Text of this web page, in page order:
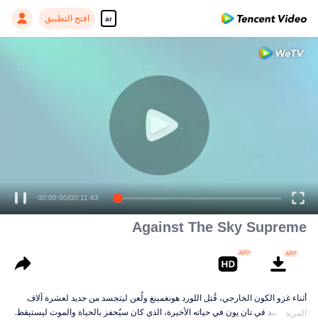
ar افتح التطبيق
00:00:00/00:11:43
Against The Sky Supreme
أثناء غزو الكون الخارجي، قُتل اللورد هونغمينغ ولُعن ليتجسد من جديد لعشرة آلاف
حياة. تجسد في تان يون في حياته الأخيرة، الذي كان سيُحفز بالحياة والموت ليستيقظ.
المزيد